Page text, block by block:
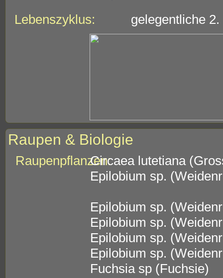
Lebenszyklus:
gelegentliche
Raupen & Biologie
Raupenpflanzen:Circaea lutetiana
Epilobium sp.
Epilobium sp.
Epilobium sp.
Epilobium sp.
Epilobium sp.
Fuchsia sp (Fuchsie)